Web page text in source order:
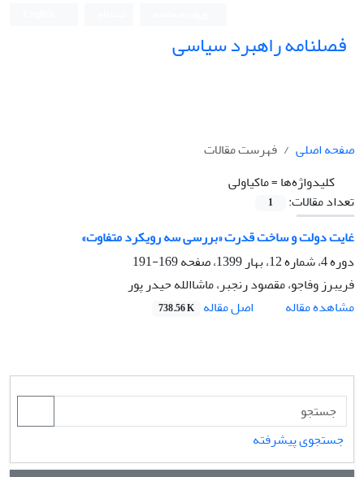
فصلنامه راهبرد سیاسی
صفحه اصلی
فهرست مقالات
کلیدواژه‌ها =ماکیاولی
تعداد مقالات:
1
غایت دولت و ساخت قدرت «بررسی سه رویکرد متفاوت»
دوره 4، شماره 12، بهار 1399، صفحه
169-191
فریبرز وفاجو، مقصود رنجبر، ماشاالله حیدر پور
مشاهده مقاله
اصل مقاله 738.56 K
جستجوی پیشرفته